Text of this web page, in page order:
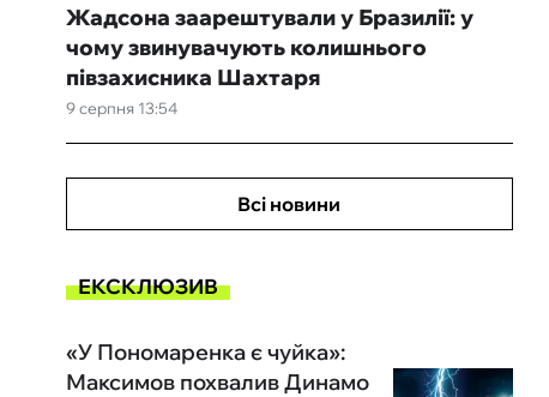
9 серпня 13:54
Жадсона заарештували у Бразилії: у
чому звинувачують колишнього
півзахисника Шахтаря
Всі новини
ЕКСКЛЮЗИВ
«У Пономаренка є чуйка»:
Максимов похвалив Динамо